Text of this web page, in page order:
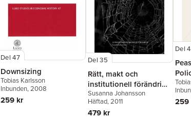
Del 47
Downsizing
Tobias Karlsson
Inbunden, 2008
259 kr
Del 35
Rätt, makt och
institutionell förändring
: en kritisk analys av
myndigheters
samverkan i barnahus
Susanna Johansson
Häftad, 2011
479 kr
Del
259